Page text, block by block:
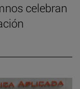
celebran